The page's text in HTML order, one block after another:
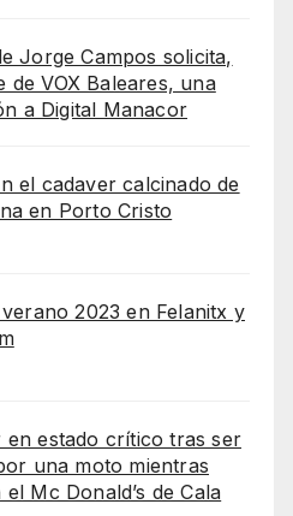
Jorge Campos solicita,
de VOX Baleares, una
a Digital Manacor
el cadaver calcinado de
en Porto Cristo
verano 2023 en Felanitx y
en estado crítico tras ser
una moto mientras
Mc Donald’s de Cala